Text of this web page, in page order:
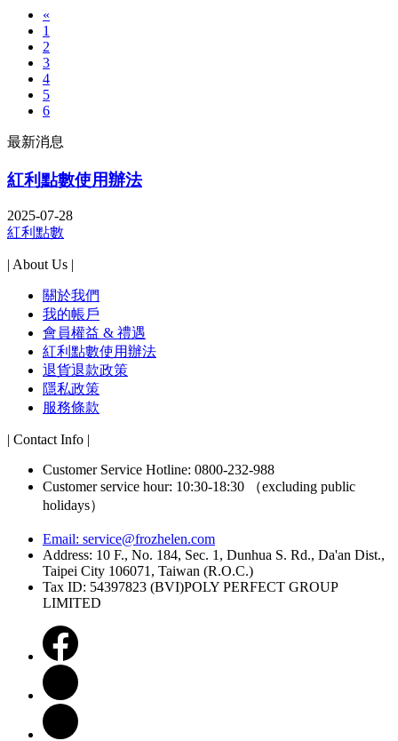
«
1
2
3
4
5
6
最新消息
紅利點數使用辦法
2025-07-28
紅利點數
| About Us |
關於我們
我的帳戶
會員權益 & 禮遇
紅利點數使用辦法
退貨退款政策
隱私政策
服務條款
| Contact Info |
Customer Service Hotline: 0800-232-988
Customer service hour: 10:30-18:30 （excluding public
holidays）
Email: service@frozhelen.com
Address: 10 F., No. 184, Sec. 1, Dunhua S. Rd., Da'an Dist.,
Taipei City 106071, Taiwan (R.O.C.)
Tax ID: 54397823 (BVI)POLY PERFECT GROUP
LIMITED